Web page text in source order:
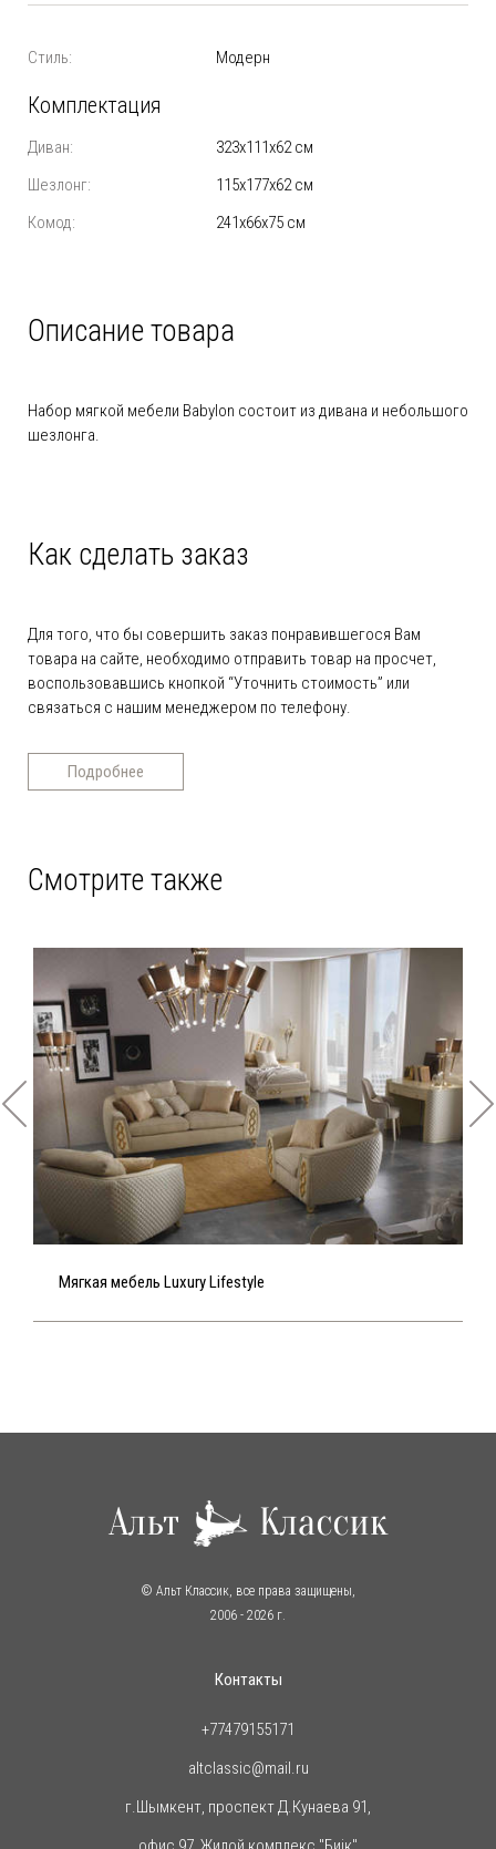
Стиль: Модерн
Комплектация
Диван:
323х111х62 см
Шезлонг:
115х177х62 см
Комод:
241х66х75 см
Описание товара
Набор мягкой мебели Babylon состоит из дивана и небольшого
шезлонга.
Как сделать заказ
Для того, что бы совершить заказ понравившегося Вам
товара на сайте, необходимо отправить товар на просчет,
воспользовавшись кнопкой “Уточнить стоимость” или
связаться с нашим менеджером по телефону.
Подробнее
Смотрите также
Мягкая мебель Luxury Lifestyle
© Альт Классик, все права защищены,
2006 - 2026 г.
Контакты
+77479155171
altclassic@mail.ru
г.Шымкент, проспект Д.Кунаева 91,